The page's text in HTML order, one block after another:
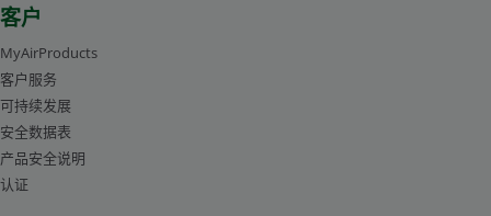
客户
MyAirProducts
客户服务
可持续发展
安全数据表
产品安全说明
认证